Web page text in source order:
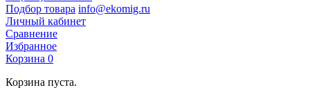
Подбор товара info@ekomig.ru
Личный кабинет
Сравнение
Избранное
Корзина 0
Корзина пуста.